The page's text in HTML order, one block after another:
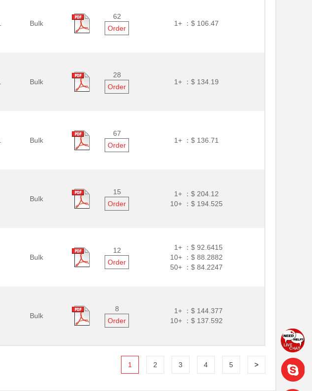
Bulk
62
Order
1+ ： $ 106.47
Bulk
28
Order
1+ ： $ 134.19
Bulk
67
Order
1+ ： $ 136.71
Bulk
15
Order
1+ ： $ 204.12
10+ ： $ 194.525
Bulk
12
Order
1+ ： $ 92.6415
10+ ： $ 88.2882
50+ ： $ 84.2247
Bulk
8
Order
1+ ： $ 144.377
10+ ： $ 137.592
1 2 3 4 5 >